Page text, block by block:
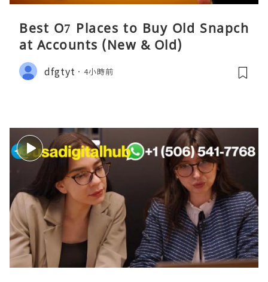
Best O7 Places to Buy Old Snapch
at Accounts (New & Old)
dfgtyt 4小時前